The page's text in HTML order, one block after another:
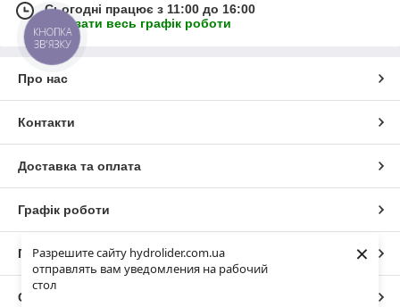
Разрешите сайту hydrolider.com.ua
отправлять вам уведомления на рабочий
стол
×
Сьогодні працює з 11:00 до 16:00
Показати весь графік роботи
Про нас
Контакти
Доставка та оплата
Графік роботи
Повна версія сайту
Сайт створено на маркетплейсі
КНОПКА
ЗВ'ЯЗКУ